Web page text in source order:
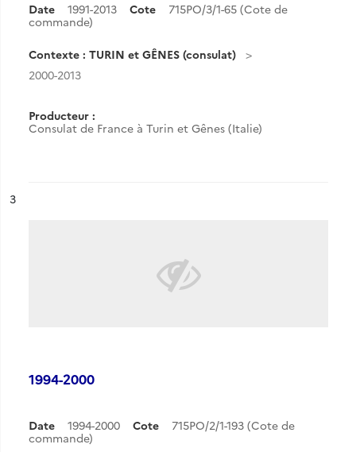
Date 1991-2013 Cote
715PO/3/1-65 (Cote de
commande)
Contexte : TURIN et GÊNES (consulat)
2000-2013
Producteur :
Consulat de France à Turin et Gênes (Italie)
n°
3
1994-2000
Date 1994-2000 Cote
715PO/2/1-193 (Cote de
commande)